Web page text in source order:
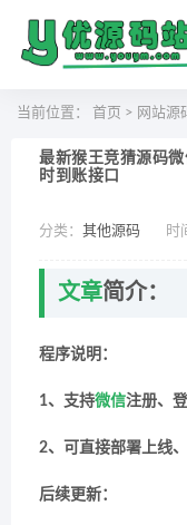
当前位置： 首页 > 网站源
最新猴王竞猜源码
时到账接口
分类： 其他源码 时
文章简介：
程序说明：
1、支持微信注册、
2、可直接部署上线
后续更新：